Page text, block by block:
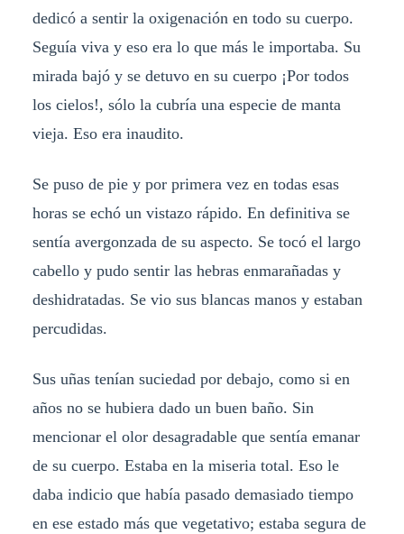
dedicó a sentir la oxigenación en todo su cuerpo.
Seguía viva y eso era lo que más le importaba. Su
mirada bajó y se detuvo en su cuerpo ¡Por todos
los cielos!, sólo la cubría una especie de manta
vieja. Eso era inaudito.
Se puso de pie y por primera vez en todas esas
horas se echó un vistazo rápido. En definitiva se
sentía avergonzada de su aspecto. Se tocó el largo
cabello y pudo sentir las hebras enmarañadas y
deshidratadas. Se vio sus blancas manos y estaban
percudidas.
Sus uñas tenían suciedad por debajo, como si en
años no se hubiera dado un buen baño. Sin
mencionar el olor desagradable que sentía emanar
de su cuerpo. Estaba en la miseria total. Eso le
daba indicio que había pasado demasiado tiempo
en ese estado más que vegetativo; estaba segura de